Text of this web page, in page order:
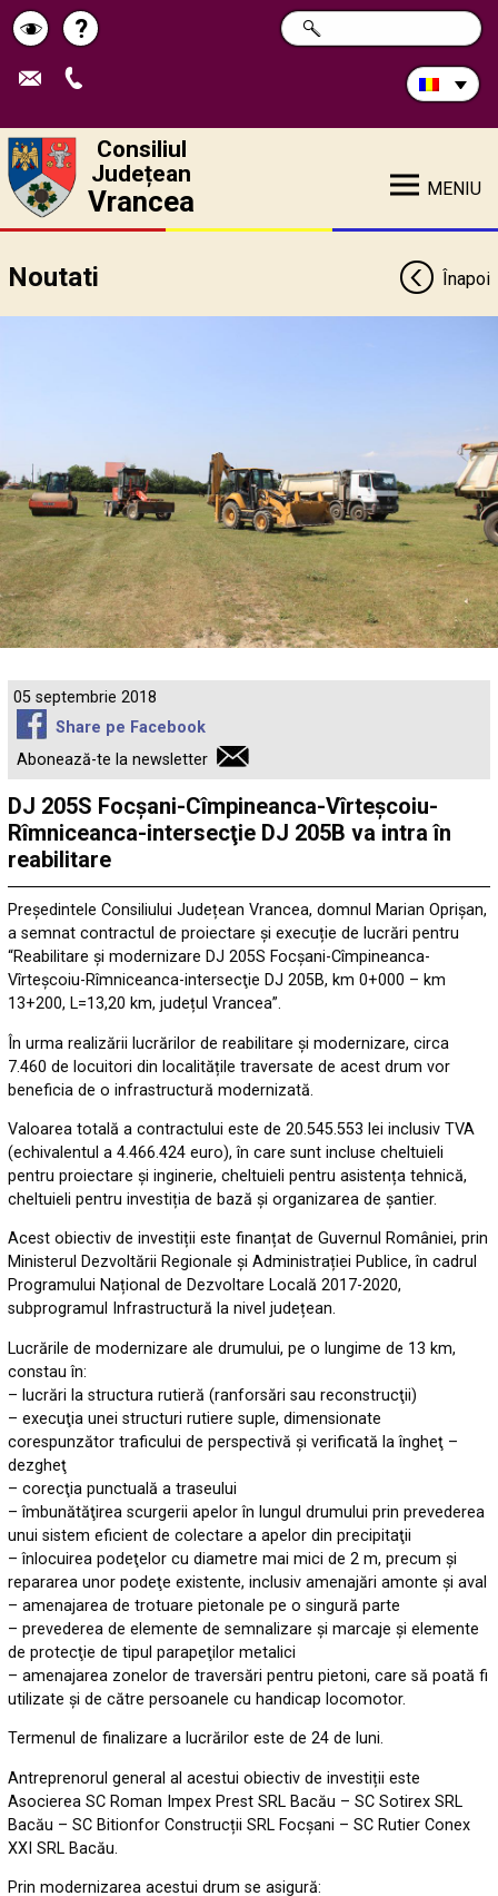
Schimbă
contrastul
Pagina
de
?
Caută
în
CAUTĂ
Consiliul
Județean
Vrancea MENIU
Noutati Înapoi
05 septembrie 2018
Share pe Facebook
Abonează-te la newsletter
DJ 205S Focşani-Cîmpineanca-Vîrteşcoiu-
Rîmniceanca-intersecţie DJ 205B va intra în
reabilitare
Președintele Consiliului Județean Vrancea, domnul Marian Oprișan,
a semnat contractul de proiectare și execuție de lucrări pentru
“Reabilitare și modernizare DJ 205S Focşani-Cîmpineanca-
Vîrteşcoiu-Rîmniceanca-intersecţie DJ 205B, km 0+000 – km
13+200, L=13,20 km, județul Vrancea”.
În urma realizării lucrărilor de reabilitare și modernizare, circa
7.460 de locuitori din localitățile traversate de acest drum vor
beneficia de o infrastructură modernizată.
Valoarea totală a contractului este de 20.545.553 lei inclusiv TVA
(echivalentul a 4.466.424 euro), în care sunt incluse cheltuieli
pentru proiectare și inginerie, cheltuieli pentru asistența tehnică,
cheltuieli pentru investiția de bază și organizarea de șantier.
Acest obiectiv de investiții este finanțat de Guvernul României, prin
Ministerul Dezvoltării Regionale și Administrației Publice, în cadrul
Programului Național de Dezvoltare Locală 2017-2020,
subprogramul Infrastructură la nivel județean.
Lucrările de modernizare ale drumului, pe o lungime de 13 km,
constau în:
– lucrări la structura rutieră (ranforsări sau reconstrucţii)
– execuţia unei structuri rutiere suple, dimensionate
corespunzător traficului de perspectivă şi verificată la îngheţ –
dezgheţ
– corecţia punctuală a traseului
– îmbunătăţirea scurgerii apelor în lungul drumului prin prevederea
unui sistem eficient de colectare a apelor din precipitaţii
– înlocuirea podeţelor cu diametre mai mici de 2 m, precum şi
repararea unor podeţe existente, inclusiv amenajări amonte şi aval
– amenajarea de trotuare pietonale pe o singură parte
– prevederea de elemente de semnalizare şi marcaje şi elemente
de protecţie de tipul parapeţilor metalici
– amenajarea zonelor de traversări pentru pietoni, care să poată fi
utilizate şi de către persoanele cu handicap locomotor.
Termenul de finalizare a lucrărilor este de 24 de luni.
Antreprenorul general al acestui obiectiv de investiții este
Asocierea SC Roman Impex Prest SRL Bacău – SC Sotirex SRL
Bacău – SC Bitionfor Construcții SRL Focșani – SC Rutier Conex
XXI SRL Bacău.
Prin modernizarea acestui drum se asigură: